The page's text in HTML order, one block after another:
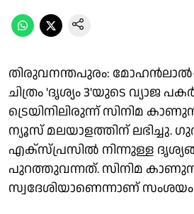
തിരുവനന്തപുരം:
ചിത്രം 'ദൃശ്യം 3'യുടെ വ്യാജ
ട്രെയിനിലിരുന്ന് സിനിമ
ന്യൂസ് മലയാളത്തിന് ലഭിച്ചു.
എക്സ്പ്രസിൽ നിന്നുള്ള
പുറത്തുവന്നത്. സിനിമ
സ്വദേശിയാണെന്നാണ്